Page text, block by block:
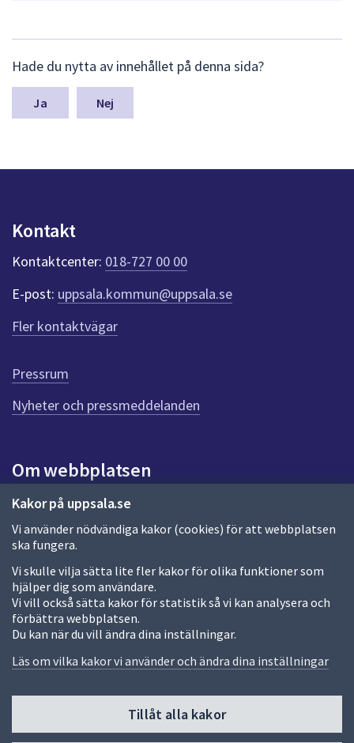
Kakor på uppsala.se
Vi använder nödvändiga kakor (cookies) för att webbplatsen
ska fungera.
Vi skulle vilja sätta lite fler kakor för olika funktioner som
hjälper dig som användare.
Vi vill också sätta kakor för statistik så vi kan analysera och
förbättra webbplatsen.
Du kan när du vill ändra dina inställningar.
Läs om vilka kakor vi använder och ändra dina inställningar
Tillåt alla kakor
ä
m
a
n
k
e
r
f
ö
r
e
n
n
a
d
a
Hade du nytta av innehållet på denna sida?
Nej
Kontakt
Kontaktcenter: 018-727 00 00
E-post: uppsala.kommun@uppsala.se
Fler kontaktvägar
Pressrum
Nyheter och pressmeddelanden
Om webbplatsen
Om webbplatsen
Allmänna handlingar och diarium
Behandling av personuppgifter
Kakor
Språk (other languages)
Tillgänglighetsredogörelse
Fler sätt att följa oss